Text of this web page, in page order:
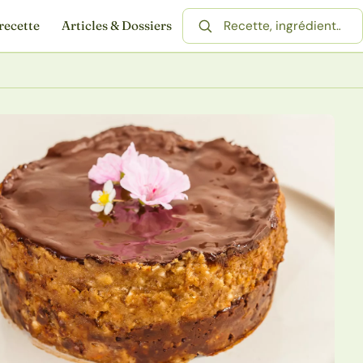
Articles & Dossiers
Rechercher une recette